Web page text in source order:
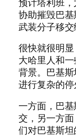
协助摧毁巴
武装分子移交
很快就很明
大哈里人和
背景。巴基
进行复杂的停
一方面，巴
交，另一方
们对巴基斯坦